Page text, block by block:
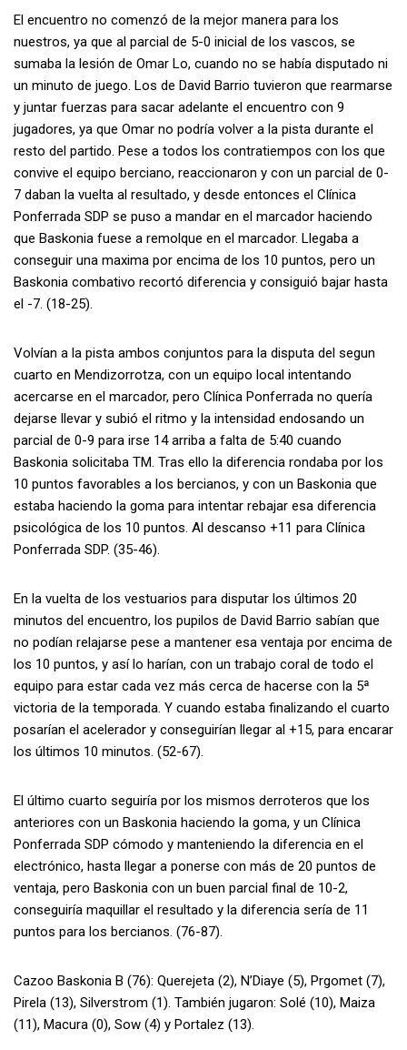
El encuentro no comenzó de la mejor manera para los
nuestros, ya que al parcial de 5-0 inicial de los vascos, se
sumaba la lesión de Omar Lo, cuando no se había disputado ni
un minuto de juego. Los de David Barrio tuvieron que rearmarse
y juntar fuerzas para sacar adelante el encuentro con 9
jugadores, ya que Omar no podría volver a la pista durante el
resto del partido. Pese a todos los contratiempos con los que
convive el equipo berciano, reaccionaron y con un parcial de 0-
7 daban la vuelta al resultado, y desde entonces el Clínica
Ponferrada SDP se puso a mandar en el marcador haciendo
que Baskonia fuese a remolque en el marcador. Llegaba a
conseguir una maxima por encima de los 10 puntos, pero un
Baskonia combativo recortó diferencia y consiguió bajar hasta
el -7. (18-25).
Volvían a la pista ambos conjuntos para la disputa del segun
cuarto en Mendizorrotza, con un equipo local intentando
acercarse en el marcador, pero Clínica Ponferrada no quería
dejarse llevar y subió el ritmo y la intensidad endosando un
parcial de 0-9 para irse 14 arriba a falta de 5:40 cuando
Baskonia solicitaba TM. Tras ello la diferencia rondaba por los
10 puntos favorables a los bercianos, y con un Baskonia que
estaba haciendo la goma para intentar rebajar esa diferencia
psicológica de los 10 puntos. Al descanso +11 para Clínica
Ponferrada SDP. (35-46).
En la vuelta de los vestuarios para disputar los últimos 20
minutos del encuentro, los pupilos de David Barrio sabían que
no podían relajarse pese a mantener esa ventaja por encima de
los 10 puntos, y así lo harían, con un trabajo coral de todo el
equipo para estar cada vez más cerca de hacerse con la 5ª
victoria de la temporada. Y cuando estaba finalizando el cuarto
posarían el acelerador y conseguirían llegar al +15, para encarar
los últimos 10 minutos. (52-67).
El último cuarto seguiría por los mismos derroteros que los
anteriores con un Baskonia haciendo la goma, y un Clínica
Ponferrada SDP cómodo y manteniendo la diferencia en el
electrónico, hasta llegar a ponerse con más de 20 puntos de
ventaja, pero Baskonia con un buen parcial final de 10-2,
conseguiría maquillar el resultado y la diferencia sería de 11
puntos para los bercianos. (76-87).
Cazoo Baskonia B (76): Querejeta (2), N’Diaye (5), Prgomet (7),
Pirela (13), Silverstrom (1). También jugaron: Solé (10), Maiza
(11), Macura (0), Sow (4) y Portalez (13).